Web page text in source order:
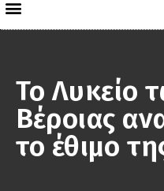
Το Λυκείο
Βέροιας
το έθιμο